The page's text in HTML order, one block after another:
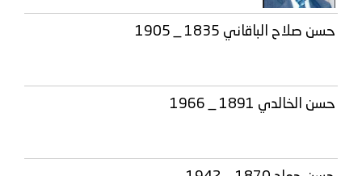
حسن صلاح الباقاني 1835 _ 1905
حسن الخالدي 1891 _ 1966